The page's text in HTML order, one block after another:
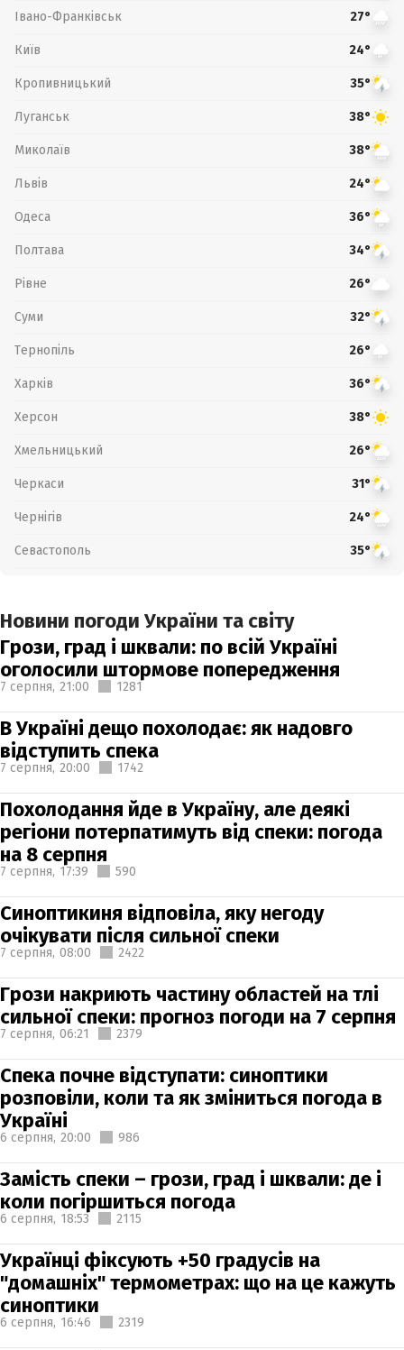
Івано-Франківськ 27°
Київ 24°
Кропивницький 35°
Луганськ 38°
Миколаїв 38°
Львів 24°
Одеса 36°
Полтава 34°
Рівне 26°
Суми 32°
Тернопіль 26°
Харків 36°
Херсон 38°
Хмельницький 26°
Черкаси 31°
Чернігів 24°
Севастополь 35°
Новини погоди України та світу
Грози, град і шквали: по всій Україні
оголосили штормове попередження
7 серпня, 21:00 1281
В Україні дещо похолодає: як надовго
відступить спека
7 серпня, 20:00 1742
Похолодання йде в Україну, але деякі
регіони потерпатимуть від спеки: погода
на 8 серпня
7 серпня, 17:39 590
Синоптикиня відповіла, яку негоду
очікувати після сильної спеки
7 серпня, 08:00 2422
Грози накриють частину областей на тлі
сильної спеки: прогноз погоди на 7 серпня
7 серпня, 06:21 2379
Спека почне відступати: синоптики
розповіли, коли та як зміниться погода в
Україні
6 серпня, 20:00 986
Замість спеки – грози, град і шквали: де і
коли погіршиться погода
6 серпня, 18:53 2115
Українці фіксують +50 градусів на
"домашніх" термометрах: що на це кажуть
синоптики
6 серпня, 16:46 2319